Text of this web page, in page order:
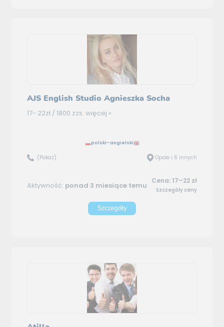
AJS English Studio Agnieszka Socha
17- 22zł / 1800 zzs. więcej »
polski–angielski
(Pokaż) Opole i 6 innych
Aktywność: ponad 3 miesiące temu Cena: 17–22 zł
Szczegóły ceny
Szczegóły